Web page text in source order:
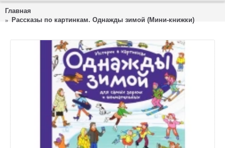
Главная
Рассказы по картинкам. Однажды зимой (Мини-книжки)